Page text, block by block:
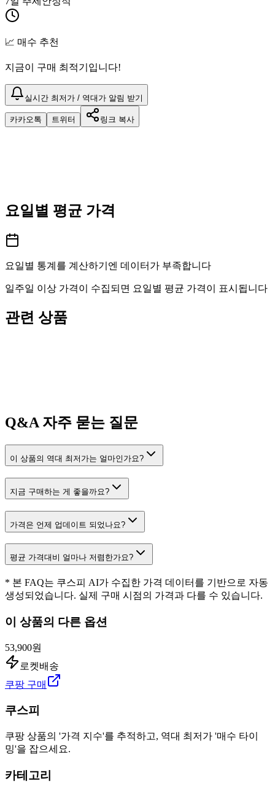
📈 매수 추천
지금이 구매 최적기입니다!
실시간 최저가 / 역대가 알림 받기
카카오톡 트위터 링크 복사
요일별 평균 가격
요일별 통계를 계산하기엔 데이터가 부족합니다
일주일 이상 가격이 수집되면 요일별 평균 가격이 표시됩니다
관련 상품
Q&A자주 묻는 질문
이 상품의 역대 최저가는 얼마인가요?
지금 구매하는 게 좋을까요?
가격은 언제 업데이트 되었나요?
평균 가격대비 얼마나 저렴한가요?
* 본 FAQ는 쿠스피 AI가 수집한 가격 데이터를 기반으로 자동
생성되었습니다. 실제 구매 시점의 가격과 다를 수 있습니다.
이 상품의 다른 옵션
53,900원
로켓배송
쿠팡 구매
쿠스피
쿠팡 상품의 '가격 지수'를 추적하고, 역대 최저가 '매수 타이
밍'을 잡으세요.
카테고리